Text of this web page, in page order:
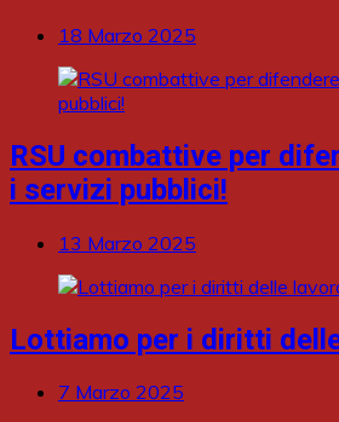
18 Marzo 2025
RSU combattive per
i servizi pubblici!
13 Marzo 2025
Lottiamo per i diritti
7 Marzo 2025